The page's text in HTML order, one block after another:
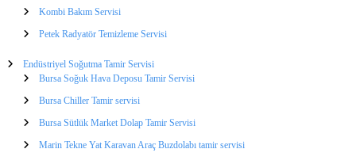
Kombi Bakım Servisi
Petek Radyatör Temizleme Servisi
Endüstriyel Soğutma Tamir Servisi
Bursa Soğuk Hava Deposu Tamir Servisi
Bursa Chiller Tamir servisi
Bursa Sütlük Market Dolap Tamir Servisi
Marin Tekne Yat Karavan Araç Buzdolabı tamir servisi